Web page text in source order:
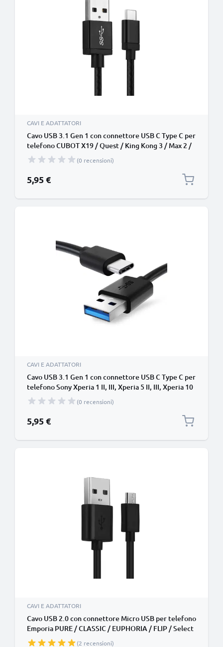
CAVI E ADATTATORI
Cavo USB 3.1 Gen 1 con connettore USB C Type C per
telefono CUBOT X19 / Quest / King Kong 3 / Max 2 /
Power / R15 / X30 / J9 / P40 filo di 1m cavetto dati &
ricarica 3A in Nylon nero per cellulare
(0 recensioni)
5,95 €
CAVI E ADATTATORI
Cavo USB 3.1 Gen 1 con connettore USB C Type C per
telefono Sony Xperia 1 II, III, Xperia 5 II, III, Xperia 10
II, III XZ2, XZ3, XZ1 Compact filo di 1m cavetto dati &
ricarica 3A in PVC nero per cellulare
(0 recensioni)
5,95 €
CAVI E ADATTATORI
Cavo USB 2.0 con connettore Micro USB per telefono
Emporia PURE / CLASSIC / EUPHORIA / FLIP / Select
/ Smart / Glam / Telme C151 filo di 1m cavetto dati &
(2 recensioni)